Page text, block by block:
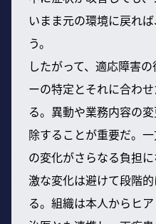
いまま元の環境に戻れ
う。
したがって、適応障害
ーの特定とそれに合わ
る。異動や業務内容の
除することが重要だ。
の変化がさらなる負担
激な変化は避けて段階
る。組織は本人からヒ